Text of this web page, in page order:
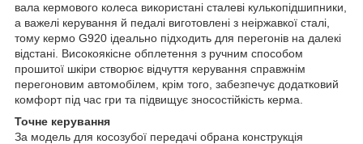
вала кермового колеса використані сталеві кулькопідшипники,
а важелі керування й педалі виготовлені з неіржавкої сталі,
тому кермо G920 ідеально підходить для перегонів на далекі
відстані. Високоякісне обплетення з ручним способом
прошитої шкіри створює відчуття керування справжнім
перегоновим автомобілем, крім того, забезпечує додатковий
комфорт під час гри та підвищує зносостійкість керма.
Точне керування
За модель для косозубої передачі обрана конструкція